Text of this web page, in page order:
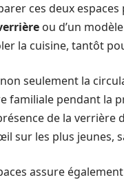
ces deux
ou d’un
la cuisine, tantôt
seulement la
familiale pendant la
de la
sur les plus jeunes,
assure